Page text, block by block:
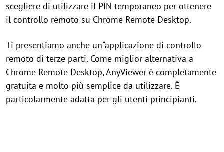
scegliere di utilizzare il PIN temporaneo per ottenere
il controllo remoto su Chrome Remote Desktop.
Ti presentiamo anche un"applicazione di controllo
remoto di terze parti. Come miglior alternativa a
Chrome Remote Desktop, AnyViewer è completamente
gratuita e molto più semplice da utilizzare. È
particolarmente adatta per gli utenti principianti.